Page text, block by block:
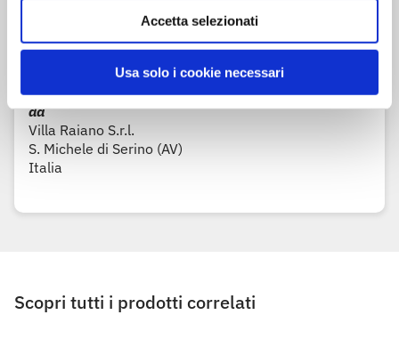
Accetta selezionati
Usa solo i cookie necessari
Prodotto e imbottigliato per
D.IT - Distribuzione Italiana Soc.Coop.
via Nanni Costa, 30
40133 Bologna
da
Villa Raiano S.r.l.
S. Michele di Serino (AV)
Italia
Scopri tutti i prodotti correlati